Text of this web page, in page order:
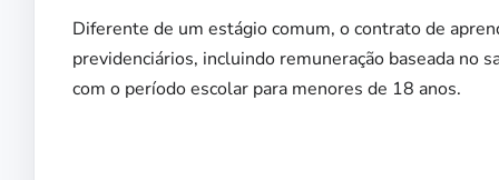
Diferente de um estágio comum, o contrato de
previdenciários, incluindo remuneração baseada no
com o período escolar para menores de 18 anos.